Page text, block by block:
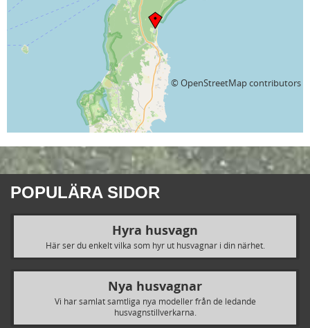
© OpenStreetMapcontributors
POPULÄRA SIDOR
Hyra husvagn
Här ser du enkelt vilka som hyr ut husvagnar i din närhet.
Nya husvagnar
Vi har samlat samtliga nya modeller från de ledande
husvagnstillverkarna.